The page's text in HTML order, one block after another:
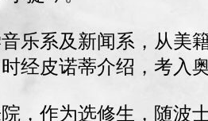
乐系及新闻系，从美
经皮诺蒂介绍，考入
，作为选修生，随波